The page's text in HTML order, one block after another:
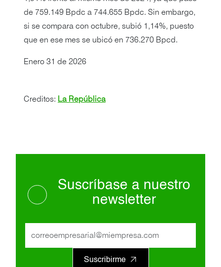
de 759.149 Bpdc a 744.655 Bpdc. Sin embargo,
si se compara con octubre, subió 1,14%, puesto
que en ese mes se ubicó en 736.270 Bpcd.
Enero 31 de 2026
Creditos: La República
Suscríbase a nuestro
newsletter
Suscribirme